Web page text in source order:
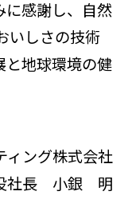
に感謝し、自然
いしさの技術
と地球環境の健
ィング株式会社
社長 小銀 明